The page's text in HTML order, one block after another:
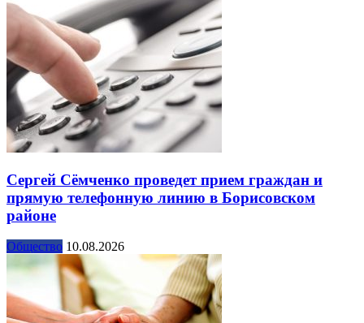
Сергей Сёмченко проведет прием граждан и
прямую телефонную линию в Борисовском
районе
Общество 10.08.2026